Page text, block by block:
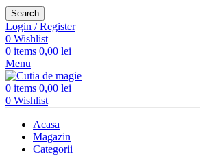
Search
Login / Register
0 Wishlist
0 items 0,00 lei
Menu
0 items 0,00 lei
0 Wishlist
Acasa
Magazin
Categorii